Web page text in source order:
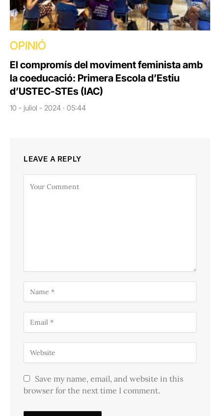
OPINIÓ
El compromís del moviment feminista amb
la coeducació: Primera Escola d’Estiu
d’USTEC-STEs (IAC)
10 - juliol - 2024 · 05:44
LEAVE A REPLY
Save my name, email, and website in this
browser for the next time I comment.